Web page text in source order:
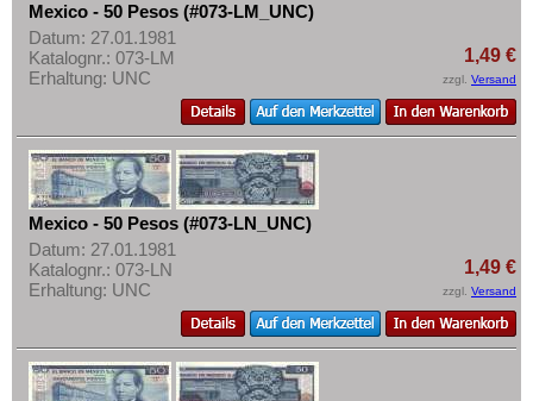
Mexico - 50 Pesos (#073-LM_UNC)
Datum: 27.01.1981
Katalognr.: 073-LM
Erhaltung: UNC
1,49 €
zzgl. Versand
Mexico - 50 Pesos (#073-LN_UNC)
Datum: 27.01.1981
Katalognr.: 073-LN
Erhaltung: UNC
1,49 €
zzgl. Versand